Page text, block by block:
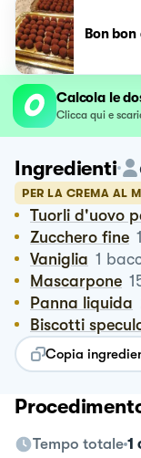
Bon
Calcola le
Clicca qui e
Ingredienti
PER LA CREMA AL
Tuorli d'uovo
Zucchero fine
Vaniglia 1
Mascarpone
Panna liquida
Biscotti
Copia
Tempo totale 1